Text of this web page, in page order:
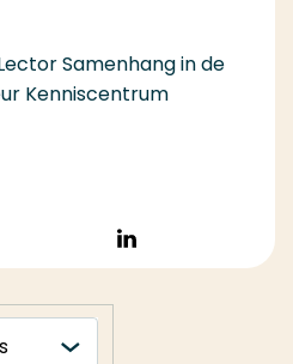
Samenhang in de
Kenniscentrum
Volg op
LinkedIn